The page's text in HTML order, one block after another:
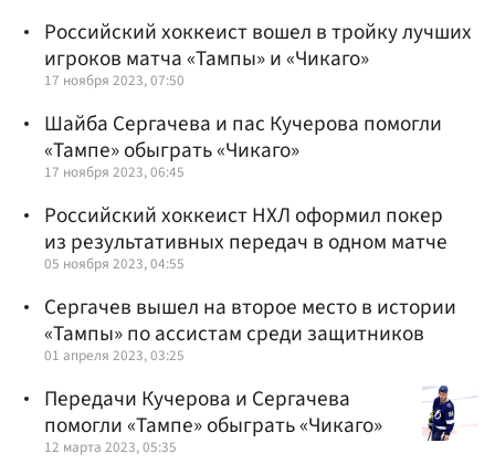
Российский хоккеист вошел в тройку лучших
игроков матча «Тампы» и «Чикаго»
17 ноября 2023, 07:50
Шайба Сергачева и пас Кучерова помогли
«Тампе» обыграть «Чикаго»
17 ноября 2023, 06:45
Российский хоккеист НХЛ оформил покер
из результативных передач в одном матче
05 ноября 2023, 04:55
Сергачев вышел на второе место в истории
«Тампы» по ассистам среди защитников
01 апреля 2023, 03:25
Передачи Кучерова и Сергачева
помогли «Тампе» обыграть «Чикаго»
12 марта 2023, 05:35